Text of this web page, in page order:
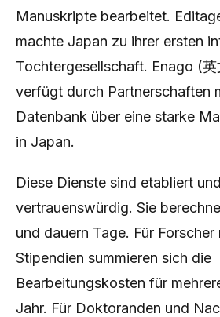
Manuskripte bearbeitet.
machte Japan zu ihrer ersten
Tochtergesellschaft. Enago (英
verfügt durch Partnerschaften
Datenbank über eine starke
in Japan.
Diese Dienste sind etabliert und
vertrauenswürdig. Sie
und dauern Tage. Für
Stipendien summieren sich die
Bearbeitungskosten für
Jahr. Für Doktoranden und